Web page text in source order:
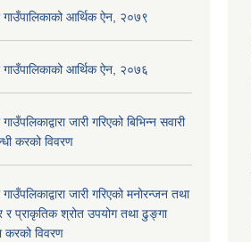
आर्थिक ऐन, २०७९
आर्थिक ऐन, २०७६
जारी गरिएको बिभिन्न सवारी
करको विवरण
जारी गरिएको मनोरन्जन तथा
र प्राकृतिक श्रोत उपयोग तथा ढुङ्गा
करको विवरण